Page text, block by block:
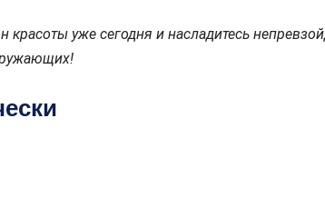
красоты уже сегодня и насладитесь